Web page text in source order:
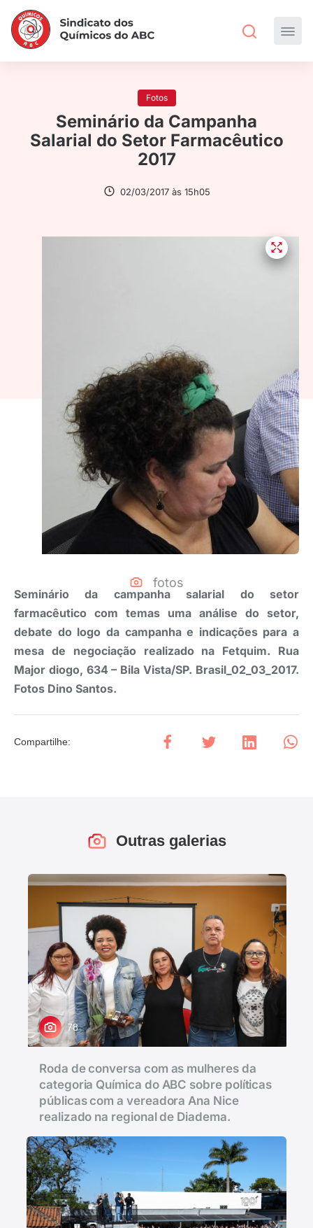
Fotos
Seminário da Campanha
Salarial do Setor Farmacêutico
2017
02/03/2017 às 15h05
fotos
Seminário da campanha salarial do setor
farmacêutico com temas uma análise do setor,
debate do logo da campanha e indicações para a
mesa de negociação realizado na Fetquim. Rua
Major diogo, 634 – Bila Vista/SP. Brasil_02_03_2017.
Fotos Dino Santos.
Compartilhe:
Outras galerias
78
Roda de conversa com as mulheres da
categoria Química do ABC sobre políticas
públicas com a vereadora Ana Nice
realizado na regional de Diadema.